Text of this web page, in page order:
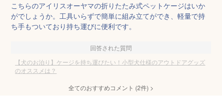
こちらのアイリスオーヤマの折りたたみ式ペットケージはいか
がでしょうか。工具いらずで簡単に組み立てができ、軽量で持
ち手もついており持ち運びに便利です。
回答された質問
【犬のお泊り】ケージを持ち運びたい！小型犬仕様のアウトドアグッズ
のオススメは？
全てのおすすめコメント (2件) >